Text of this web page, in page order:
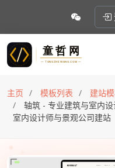
主页 模板列表
建站
轴筑 - 专业建筑与室内
室内设计师与景观公司建站